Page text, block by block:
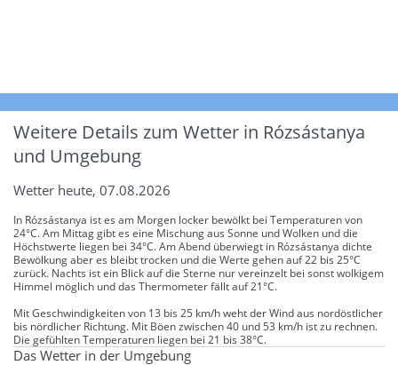
Weitere Details zum Wetter in Rózsástanya
und Umgebung
Wetter heute, 07.08.2026
In Rózsástanya ist es am Morgen locker bewölkt bei Temperaturen von
24°C. Am Mittag gibt es eine Mischung aus Sonne und Wolken und die
Höchstwerte liegen bei 34°C. Am Abend überwiegt in Rózsástanya dichte
Bewölkung aber es bleibt trocken und die Werte gehen auf 22 bis 25°C
zurück. Nachts ist ein Blick auf die Sterne nur vereinzelt bei sonst wolkigem
Himmel möglich und das Thermometer fällt auf 21°C.
Mit Geschwindigkeiten von 13 bis 25 km/h weht der Wind aus nordöstlicher
bis nördlicher Richtung. Mit Böen zwischen 40 und 53 km/h ist zu rechnen.
Die gefühlten Temperaturen liegen bei 21 bis 38°C.
Das Wetter in der Umgebung